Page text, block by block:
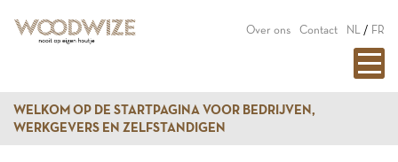
Over ons Contact NL / FR
WELKOM OP DE STARTPAGINA VOOR BEDRIJVEN,
WERKGEVERS EN ZELFSTANDIGEN